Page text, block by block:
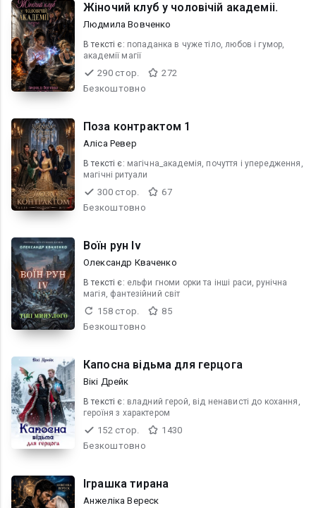
Жiночий клуб у чоловiчiй академii.
Людмила Вовченко
В текcті є: попаданка в чуже тіло, любов і гумор,
академії магії
290 стор.
272
Безкоштовно
Поза контрактом 1
Аліса Ревер
В текcті є: магічна_академія, почуття і упередження,
магічні ритуали
300 стор.
67
Безкоштовно
Воїн рун Iv
Олександр Кваченко
В текcті є: ельфи гноми орки та інші раси, рунічна
магія, фантезійний світ
158 стор.
85
Безкоштовно
Капосна відьма для герцога
Вікі Дрейк
В текcті є: владний герой, від ненависті до кохання,
героїня з характером
152 стор.
1430
Безкоштовно
Іграшка тирана
Анжеліка Вереск